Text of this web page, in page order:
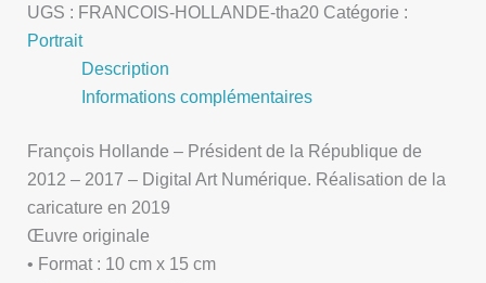
UGS : FRANCOIS-HOLLANDE-tha20 Catégorie :
Portrait
Description
Informations complémentaires
François Hollande – Président de la République de
2012 – 2017 – Digital Art Numérique. Réalisation de la
caricature en 2019
Œuvre originale
• Format : 10 cm x 15 cm